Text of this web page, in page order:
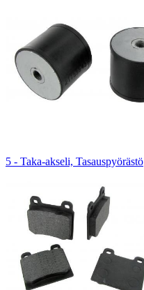
5 - Taka-akseli, Tasauspyörästö